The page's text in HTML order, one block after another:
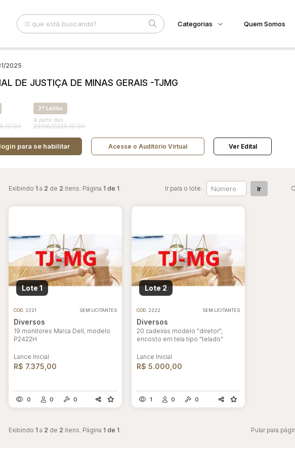
Categoria
Comitente
Categorias
Imóveis
Reboque
Quem Somos
2025
DE JUSTIÇA DE MINAS GERAIS -TJMG
10:00
2ª Leilão
A partir das
23/06/2025 10:00
para se habilitar Acesse o Auditório Virtual Ver Edital
Exibindo 1 a 2 de 2 itens. Página 1 de 1. Ir para o lote: Ir
Lote 1
COD. 2221 SEM LICITANTES
Diversos
19 monitores Marca Dell, modelo
P2422H
Lance Inicial
R$ 7.375,00
0 0 0
Lote 2
COD. 2222 SEM LICITANTES
Diversos
20 cadeiras modelo "diretor",
encosto em tela tipo "telado"
Lance Inicial
R$ 5.000,00
1 0 0
Exibindo 1 a 2 de 2 itens. Página 1 de 1. Pular para